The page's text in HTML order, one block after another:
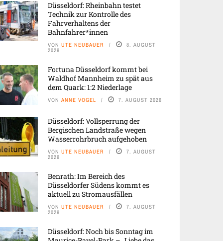
Düsseldorf: Rheinbahn testet
Technik zur Kontrolle des
Fahrverhaltens der
Bahnfahrer*innen
VON UTE NEUBAUER 8. AUGUST
2026
Fortuna Düsseldorf kommt bei
Waldhof Mannheim zu spät aus
dem Quark: 1:2 Niederlage
VON ANNE VOGEL 7. AUGUST 2026
Düsseldorf: Vollsperrung der
Bergischen Landstraße wegen
Wasserrohrbruch aufgehoben
VON UTE NEUBAUER 7. AUGUST
2026
Benrath: Im Bereich des
Düsseldorfer Südens kommt es
aktuell zu Stromausfällen
VON UTE NEUBAUER 7. AUGUST
2026
Düsseldorf: Noch bis Sonntag im